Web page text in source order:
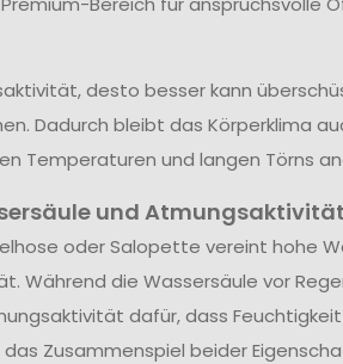
desto besser kann
Dadurch bleibt das Körperklima
Temperaturen und langen Törns
und
oder Salopette vereint hohe
Während die Wassersäule vor
dafür, dass
Zusammenspiel beider